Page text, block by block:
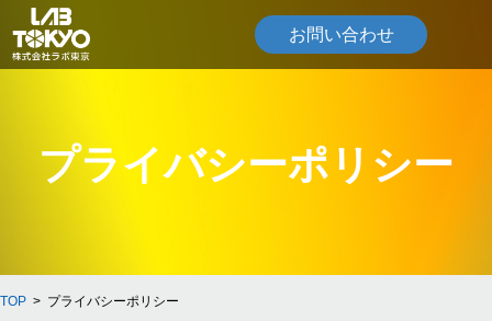
お問い合わせ
プライバシーポリシー
TOP プライバシーポリシー